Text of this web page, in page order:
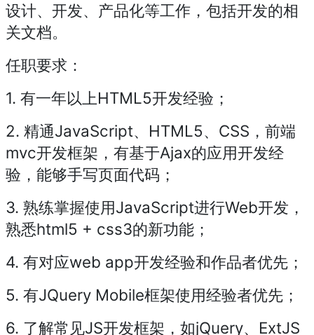
设计、开发、产品化等工作，包括开发的相
关文档。
任职要求：
1. 有一年以上HTML5开发经验；
2. 精通JavaScript、HTML5、CSS，前端
mvc开发框架，有基于Ajax的应用开发经
验，能够手写页面代码；
3. 熟练掌握使用JavaScript进行Web开发，
熟悉html5 + css3的新功能；
4. 有对应web app开发经验和作品者优先；
5. 有JQuery Mobile框架使用经验者优先；
6. 了解常见JS开发框架，如jQuery、ExtJS